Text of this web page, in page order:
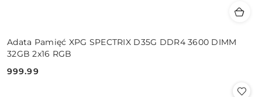
Adata Pamięć XPG SPECTRIX D35G DDR4 3600 DIMM
32GB 2x16 RGB
Cena:
999.99